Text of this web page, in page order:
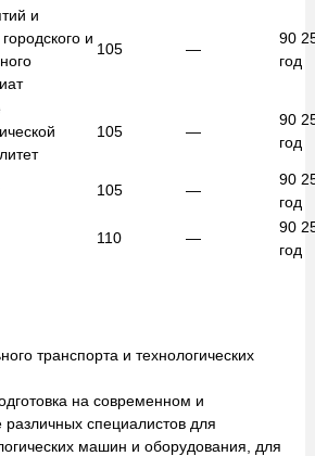
и
и
105 —
90
год
105 —
90
год
105 —
90
год
110 —
90
год
транспорта и технологических
на современном и
различных специалистов для
машин и оборудования, для